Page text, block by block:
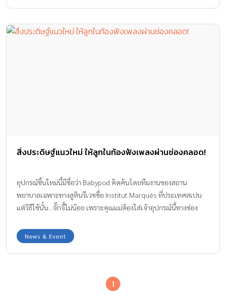
สิ่งประดิษฐ์แนวใหม่ ให้ลูกในท้องฟังเพลงผ่านช่องคลอด!
อุปกรณ์ชิ้นใหม่นี้มีชื่อว่า Babypod คิดค้นโดยทีมงานของสถาน
พยาบาลเฉพาะทางสูตินรีเวชชื่อ Institut Marqués ที่ประเทศสเปน
แต่วิธีใช้นั้น...จั๊กจี้ไม่น้อย เพราะคุณแม่ต้องใส่เจ้าอุปกรณ์นี้ทางช่อง
News & Event
1